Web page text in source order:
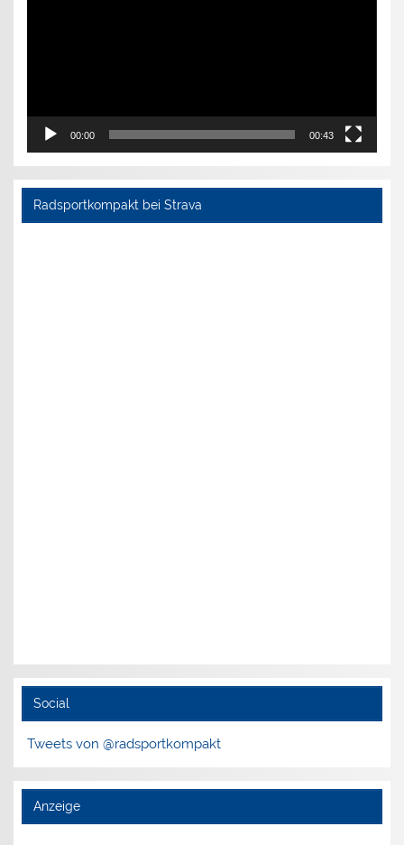
00:00 00:43
Radsportkompakt bei Strava
Social
Tweets von @radsportkompakt
Anzeige